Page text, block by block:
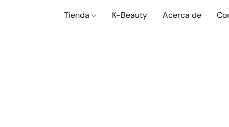
Tienda K-Beauty Acerca de